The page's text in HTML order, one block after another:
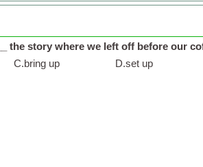
the story where we left off before our
C.bring up D.set up